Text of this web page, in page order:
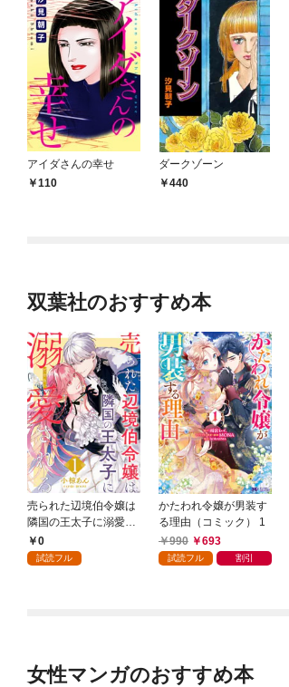
アイダさんの幸せ
110
ダークゾーン
440
双葉社のおすすめ本
売られた辺境伯令嬢は
隣国の王太子に溺愛さ
れる 1
0
試読フル
かたわれ令嬢が男装す
る理由（コミック） 1
990
693
試読フル 割引
女性マンガのおすすめ本